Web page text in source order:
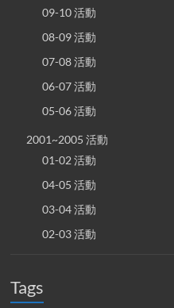
09-10 活動
08-09 活動
07-08 活動
06-07 活動
05-06 活動
2001~2005 活動
01-02 活動
04-05 活動
03-04 活動
02-03 活動
Tags